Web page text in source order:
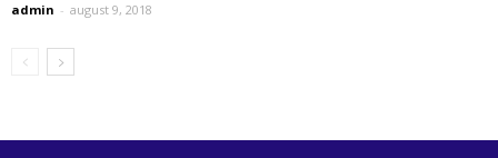
admin - august 9, 2018